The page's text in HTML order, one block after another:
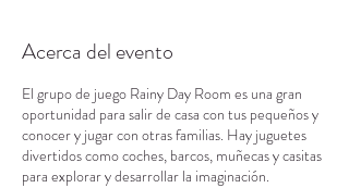
Acerca del evento
El grupo de juego Rainy Day Room es una gran
oportunidad para salir de casa con tus pequeños y
conocer y jugar con otras familias. Hay juguetes
divertidos como coches, barcos, muñecas y casitas
para explorar y desarrollar la imaginación.